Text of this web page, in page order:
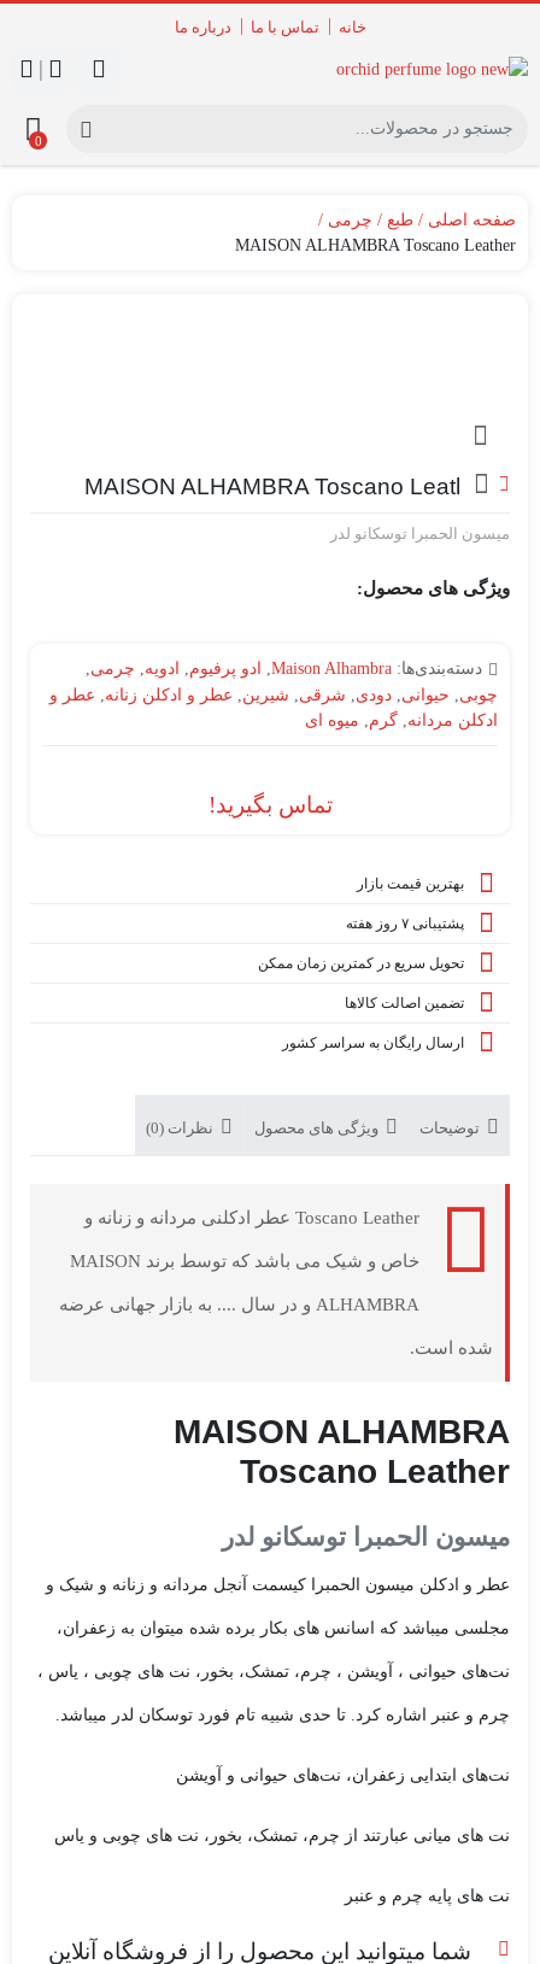
خانه تماس با ما درباره ما
|
0
صفحه اصلی طبع
چرمی
MAISON ALHAMBRA Toscano Leather
MAISON ALHAMBRA Toscano Leather
میسون الحمبرا توسکانو لدر
ویژگی های محصول:
دسته‌بندی‌ها: Maison Alhambra
, ادو پرفیوم, ادویه, چرمی,
چوبی, حیوانی, دودی, شرقی, شیرین, عطر و ادکلن زنانه, عطر و
ادکلن مردانه, گرم, میوه ای
تماس بگیرید!
بهترین قیمت بازار
پشتیبانی ۷ روز هفته
تحویل سریع در کمترین زمان ممکن
تضمین اصالت کالاها
ارسال رایگان به سراسر کشور
توضیحات ویژگی های محصول نظرات (0)
Toscano Leather عطر ادکلنی مردانه و زنانه و
خاص و شیک می باشد که توسط برند MAISON
ALHAMBRA و در سال .... به بازار جهانی عرضه
شده است.
MAISON ALHAMBRA
Toscano Leather
میسون الحمبرا توسکانو لدر
عطر و ادکلن میسون الحمبرا کیسمت آنجل مردانه و زنانه و شیک و
مجلسی میباشد که اسانس های بکار برده شده میتوان به زعفران،
نت‌های حیوانی ، آویشن ، چرم، تمشک، بخور، نت های چوبی ، یاس ،
چرم و عنبر اشاره کرد. تا حدی شبیه تام فورد توسکان لدر میباشد.
نت‌های ابتدایی زعفران، نت‌های حیوانی و آویشن
نت های میانی عبارتند از چرم، تمشک، بخور، نت های چوبی و یاس
نت های پایه چرم و عنبر
شما میتوانید این محصول را از فروشگاه آنلاین